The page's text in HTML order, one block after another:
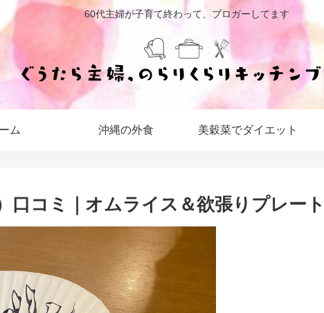
60代主婦が子育て終わって、ブロガーしてます
ム 沖縄の外食 美穀菜でダイエット
口コミ｜オムライス＆欲張りプレート